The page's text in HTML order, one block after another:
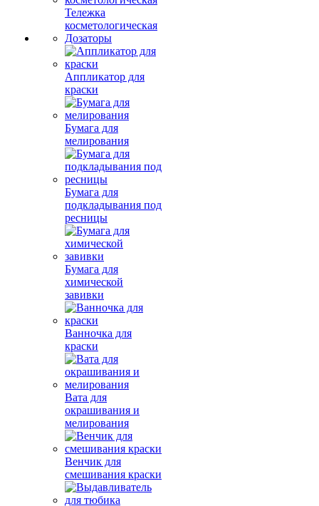
Тележка
косметологическая
Дозаторы
Аппликатор для
краски
Бумага для
мелирования
Бумага для
подкладывания под
ресницы
Бумага для
химической
завивки
Ванночка для
краски
Вата для
окрашивания и
мелирования
Венчик для
смешивания краски